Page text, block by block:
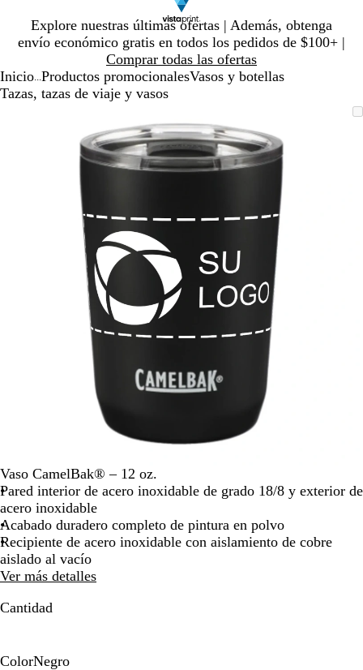
Explore nuestras últimas ofertas | Además, obtenga
envío económico gratis en todos los pedidos de $100+ |
Comprar todas las ofertas
Diapositiva
1
Inicio Productos promocionalesVasos y botellas
Tazas, tazas de viaje y vasos
ampliable
con
zoom
al
mínimo
clic
para
expandir
la
tecla
de
para
acercar/alejar
con
de
Vaso CamelBak® – 12 oz.
Pared interior de acero inoxidable de grado 18/8 y exterior de
acero inoxidable
Acabado duradero completo de pintura en polvo
Recipiente de acero inoxidable con aislamiento de cobre
aislado al vacío
Ver más detalles
Cantidad
ColorNegro